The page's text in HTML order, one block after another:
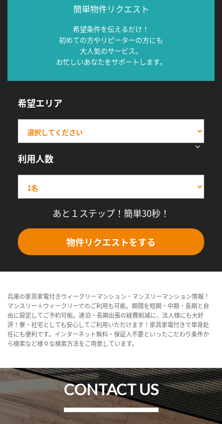
簡単物件リクエスト
希望条件を伝えるだけ！
初めての方やリピーターの方にも
大人気のサービス。
お忙しいあなたをサポートします。
希望エリア
利用人数
あと１ステップ！簡単30秒！
物件リクエストをする
兵庫の家具家電付きウィークリーマンション・マンスリーマンション情報！
マンスリー＋ウィークリーでのご利用も可能。期間を短期・中期・長期と自
由に設定してご予約可能。連泊・長期出張の経費削減に、法人様にも大好
評！寮・社宅としても安心してご利用いただけます！家具家電付きで単身赴
任にも便利です。インターネット無料・保証人不要といったこだわり条件か
ら検索など様々な検索方法をご用意しています。
CONTACT US